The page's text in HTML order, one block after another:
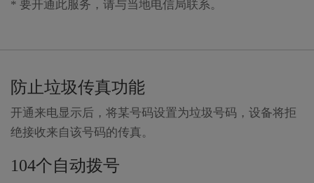
* 要开通此服务，请与当地电信局联系。
防止垃圾传真功能
开通来电显示后，将某号码设置为垃圾号码，设备将拒
绝接收来自该号码的传真。
104个自动拨号